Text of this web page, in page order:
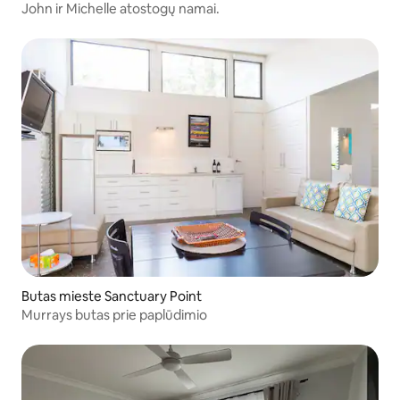
John ir Michelle atostogų namai.
Butas mieste Sanctuary Point
Murrays butas prie paplūdimio